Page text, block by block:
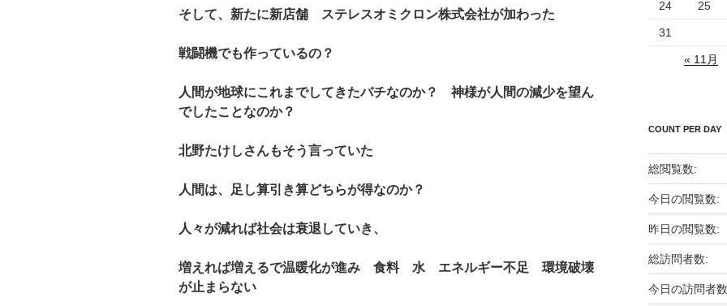
そして、新たに新店舗 ステレスオミクロン株式会社が加わった
戦闘機でも作っているの？
人間が地球にこれまでしてきたバチなのか？ 神様が人間の減少を望ん
でしたことなのか？
北野たけしさんもそう言っていた
人間は、足し算引き算どちらが得なのか？
人々が減れば社会は衰退していき、
増えれば増えるで温暖化が進み 食料 水 エネルギー不足 環境破壊
が止まらない
24 25
31
« 11月
COUNT PER DAY
総閲覧数:
今日の閲覧数:
昨日の閲覧数:
総訪問者数:
今日の訪問者